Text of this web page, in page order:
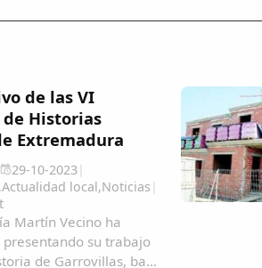
de las VI
de Historias
Extremadura
29-10-2023|
,Actualidad local,Noticias |
Martín Vecino ha
su trabajo
de Garrovillas, bajo